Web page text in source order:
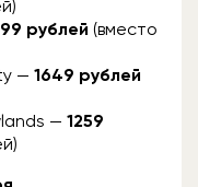
рублей (вместо
— 1649 рублей
— 1259